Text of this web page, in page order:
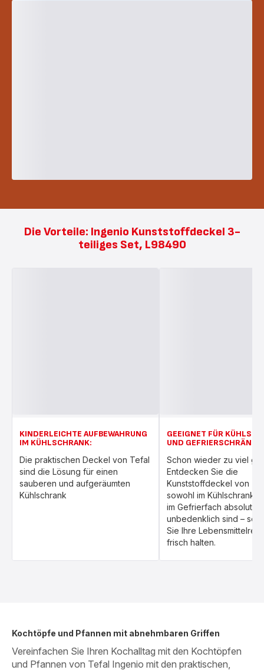
Die Vorteile: Ingenio Kunststoffdeckel 3-
teiliges Set, L98490
KINDERLEICHTE AUFBEWAHRUNG
IM KÜHLSCHRANK:
Die praktischen Deckel von Tefal
sind die Lösung für einen
sauberen und aufgeräumten
Kühlschrank
GEEIGNET FÜR
UND GEFRIERSCHRÄNKE:
Schon wieder zu viel
Entdecken Sie die
Kunststoffdeckel von
sowohl im Kühlschrank
im Gefrierfach absolut
unbedenklich sind – so
Sie Ihre
frisch halten.
Kochtöpfe und Pfannen mit abnehmbaren Griffen
Vereinfachen Sie Ihren Kochalltag mit den Kochtöpfen
und Pfannen von Tefal Ingenio mit den praktischen,